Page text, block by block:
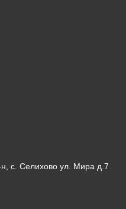
н, с. Селихово ул. Мира д.7